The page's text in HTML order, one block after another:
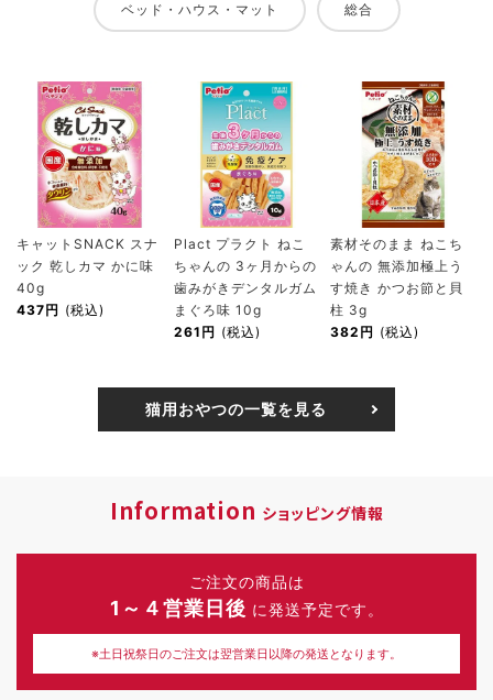
ベッド・ハウス・マット 総合
キャットSNACK スナ
ック 乾しカマ かに味
40g
437円 (税込)
Plact プラクト ねこ
ちゃんの 3ヶ月からの
歯みがきデンタルガム
まぐろ味 10g
261円 (税込)
素材そのまま ねこち
ゃんの 無添加極上う
す焼き かつお節と貝
柱 3g
382円 (税込)
猫用おやつの一覧を見る
Information ショッピング情報
ご注文の商品は
1～４営業日後 に発送予定です。
※土日祝祭日のご注文は翌営業日以降の発送となります。